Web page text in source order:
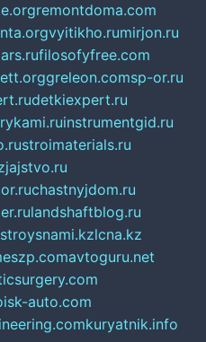
remontdoma.com
vyitikho.rumirjon.ru
filosofyfree.com
greleon.comsp-or.ru
detkiexpert.ru
instrumentgid.ru
stroimaterials.ru
chastnyjdom.ru
landshaftblog.ru
stroysnami.kzlcna.kz
avtoguru.net
auto.com
kuryatnik.info